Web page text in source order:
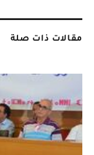
مقالات ذات صلة